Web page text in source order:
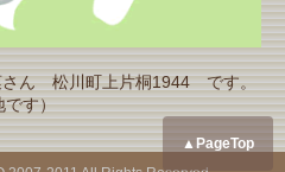
さん 松川町上片桐1944 です。
です）
▲PageTop